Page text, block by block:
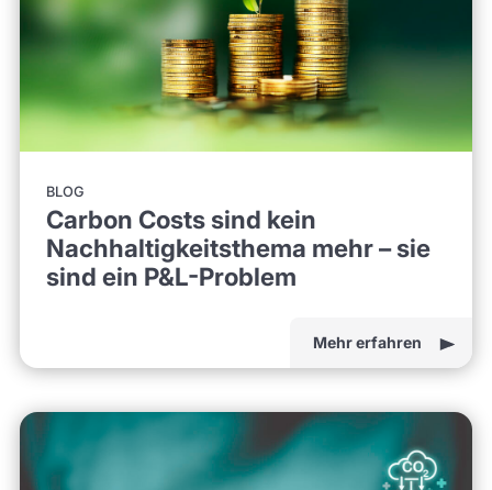
BLOG
Carbon Costs sind kein
Nachhaltigkeitsthema mehr – sie
sind ein P&L-Problem
Mehr erfahren